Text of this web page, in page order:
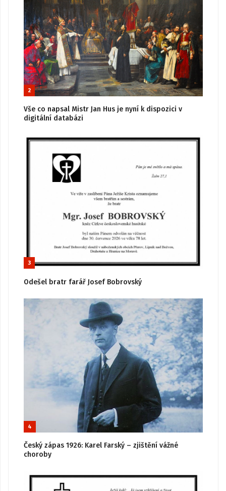
2
Vše co napsal Mistr Jan Hus je nyní k dispozici v
digitální databázi
3
Odešel bratr farář Josef Bobrovský
4
Český zápas 1926: Karel Farský – zjištění vážné
choroby